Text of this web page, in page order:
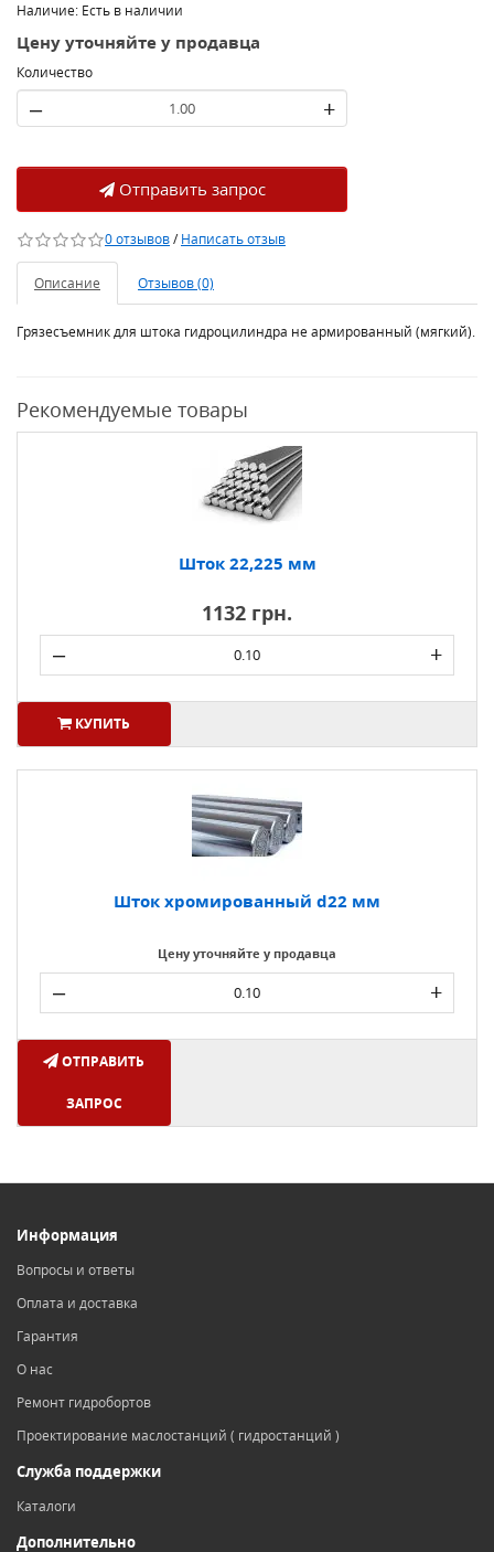
Наличие: Есть в наличии
Цену уточняйте у продавца
Количество
– +
Отправить запрос
0 отзывов/Написать отзыв
Описание Отзывов (0)
Грязесъемник для штока гидроцилиндра не армированный (мягкий).
Рекомендуемые товары
Шток 22,225 мм
1132 грн.
– +
КУПИТЬ
Шток хромированный d22 мм
Цену уточняйте у продавца
– +
ОТПРАВИТЬ
ЗАПРОС
Информация
Вопросы и ответы
Оплата и доставка
Гарантия
О нас
Ремонт гидробортов
Проектирование маслостанций ( гидростанций )
Служба поддержки
Каталоги
Дополнительно